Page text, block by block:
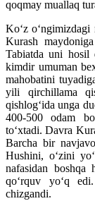
qoqmay muallaq
Ko‘z
Kurash
Tabiatda uni hosil
kimdir umuman
mahobatini
yili qirchillama
qishlog‘ida unga
400-500 odam
to‘xtadi. Davra
Barcha bir
Hushini, o‘zini
nafasidan
qo‘rquv yo‘q
chizgandi.